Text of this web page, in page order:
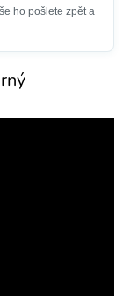
ho pošlete zpět a